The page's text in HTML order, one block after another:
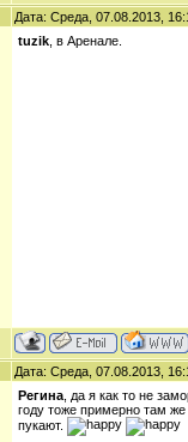
Дата: Среда, 07.08.2013,
tuzik , в Аренале.
Дата: Среда, 07.08.2013,
Регина , да я как то не
году тоже примерно там
пукают.